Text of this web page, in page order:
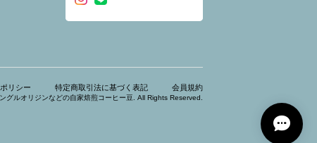
リシー 特定商取引法に基づく表記 会員規約
グルオリジンなどの自家焙煎コーヒー豆. All Rights Reserved.